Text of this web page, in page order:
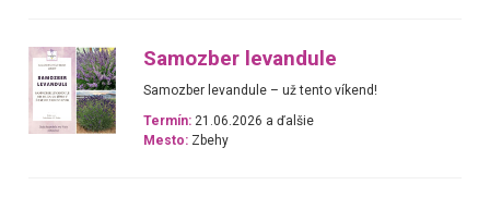
Samozber levandule
Samozber levandule – už tento víkend!
Termín: 21.06.2026 a ďalšie
Mesto: Zbehy